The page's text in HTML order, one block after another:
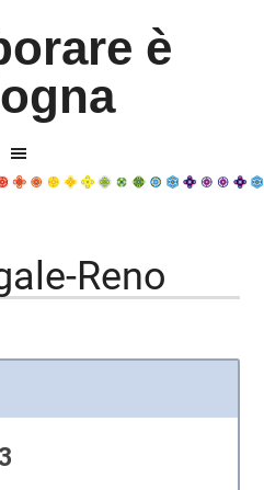
è
Reno